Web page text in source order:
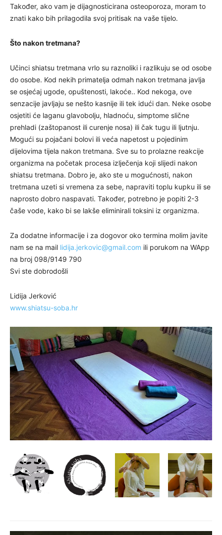
Također, ako vam je dijagnosticirana osteoporoza, moram to
znati kako bih prilagodila svoj pritisak na vaše tijelo.
Što nakon tretmana?
Učinci shiatsu tretmana vrlo su raznoliki i razlikuju se od osobe
do osobe. Kod nekih primatelja odmah nakon tretmana javlja
se osjećaj ugode, opuštenosti, lakoće.. Kod nekoga, ove
senzacije javljaju se nešto kasnije ili tek idući dan. Neke osobe
osjetiti će laganu glavobolju, hladnoću, simptome slične
prehladi (zaštopanost ili curenje nosa) ili čak tugu ili ljutnju.
Mogući su pojačani bolovi ili veća napetost u pojedinim
dijelovima tijela nakon tretmana. Sve su to prolazne reakcije
organizma na početak procesa izlječenja koji slijedi nakon
shiatsu tretmana. Dobro je, ako ste u mogućnosti, nakon
tretmana uzeti si vremena za sebe, napraviti toplu kupku ili se
naprosto dobro naspavati. Također, potrebno je popiti 2-3
čaše vode, kako bi se lakše eliminirali toksini iz organizma.
Za dodatne informacije i za dogovor oko termina molim javite
nam se na mail lidija.jerkovic@gmail.com ili porukom na WApp
na broj 098/9149 790
Svi ste dobrodošli
Lidija Jerković
www.shiatsu-soba.hr